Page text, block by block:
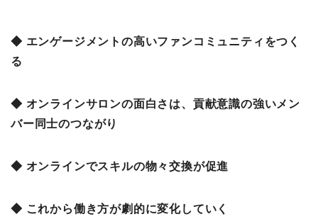
◆ エンゲージメントの高いファンコミュニティをつく
る
◆ オンラインサロンの面白さは、貢献意識の強いメン
バー同士のつながり
◆ オンラインでスキルの物々交換が促進
◆ これから働き方が劇的に変化していく